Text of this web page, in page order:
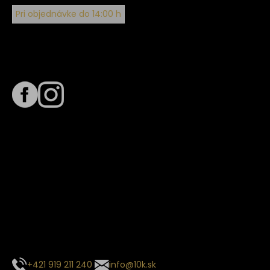
Pri objednávke do 14:00 h
+421 919 211 240 info@10k.sk